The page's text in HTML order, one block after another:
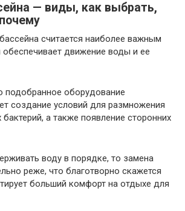
— виды, как выбрать,
считается наиболее важным
движение воды и ее
подобранное оборудование
создание условий для размножения
а также появление сторонних
воду в порядке, то замена
реже, что благотворно скажется
больший комфорт на отдыхе для